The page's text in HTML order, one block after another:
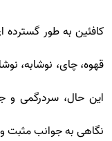
کافئین به طور
قهوه، چای، نوشابه،
این حال، سردرگمی و
نگاهی به جوانب مثبت